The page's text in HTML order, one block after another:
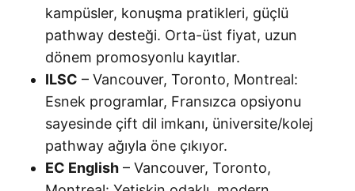
kampüsler, konuşma pratikleri, güçlü
pathway desteği. Orta-üst fiyat, uzun
dönem promosyonlu kayıtlar.
ILSC – Vancouver, Toronto, Montreal:
Esnek programlar, Fransızca opsiyonu
sayesinde çift dil imkanı, üniversite/kolej
pathway ağıyla öne çıkıyor.
EC English – Vancouver, Toronto,